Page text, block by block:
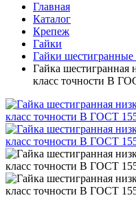
Главная
Каталог
Крепеж
Гайки
Гайки шестигранные
Гайка шестигранная
класс точности В